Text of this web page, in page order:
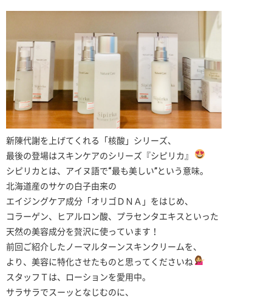
新陳代謝を上げてくれる「核酸」シリーズ、
最後の登場はスキンケアのシリーズ『シピリカ』
シピリカとは、アイヌ語で“最も美しい”という意味。
北海道産のサケの白子由来の
エイジングケア成分「オリゴＤＮＡ」をはじめ、
コラーゲン、ヒアルロン酸、プラセンタエキスといった
天然の美容成分を贅沢に使っています！
前回ご紹介したノーマルターンスキンクリームを、
より、美容に特化させたものと思ってくださいね
スタッフＴは、ローションを愛用中。
サラサラでスーッとなじむのに、